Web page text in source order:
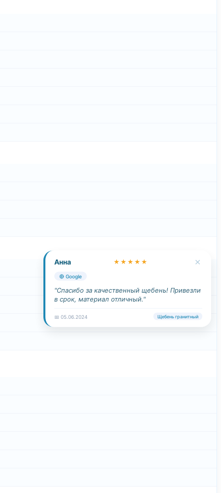
Анна ★★★★★ ✕
🔴 Google
"Спасибо за качественный щебень! Привезли
в срок, материал отличный."
📅 05.06.2024 Щебень гранитный